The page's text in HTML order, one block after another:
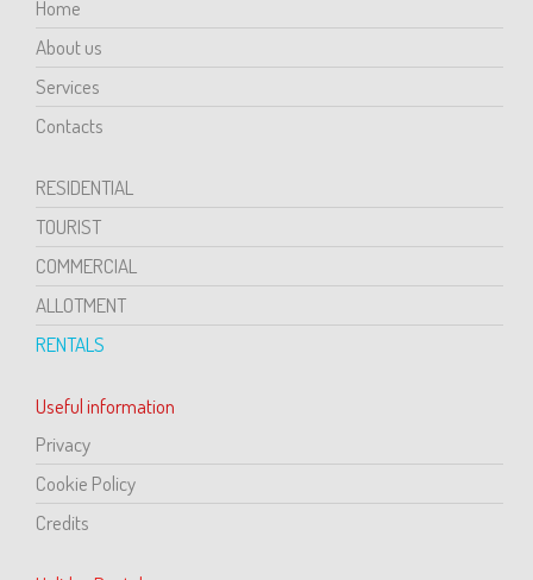
Home
About us
Services
Contacts
RESIDENTIAL
TOURIST
COMMERCIAL
ALLOTMENT
RENTALS
Useful information
Privacy
Cookie Policy
Credits